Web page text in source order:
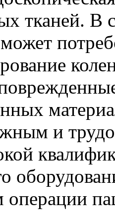
тканей. В
и
операции